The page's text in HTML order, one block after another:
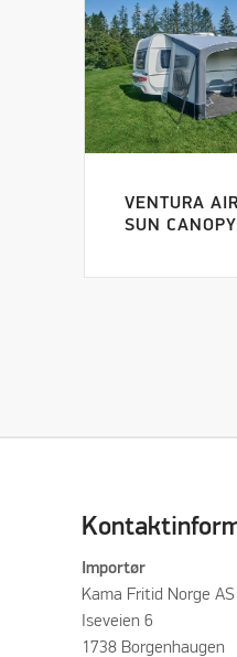
VENTURA
SUN CANOPY
Importør
Kama Fritid Norge AS
Iseveien 6
1738 Borgenhaugen